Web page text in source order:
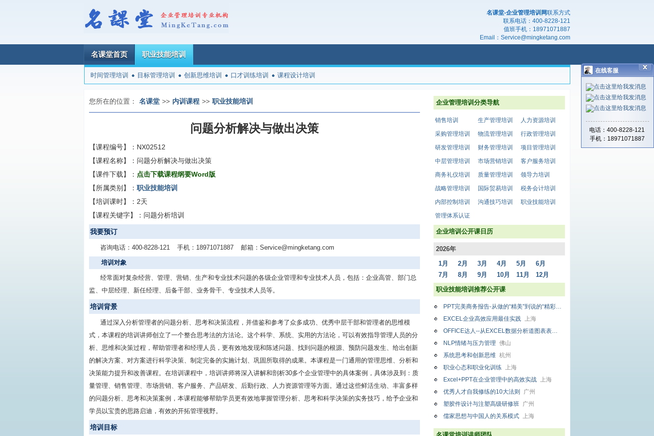
名课堂-企业管理培训网联系方式
联系电话： 400-8228-121
值班手机： 18971071887
Email： Service@mingketang.com
名课堂首页 职业技能培训
时间管理培训 目标管理培训 创新思维培训 口才训练培训 课程设计培训
您所在的位置： 名课堂 >> 内训课程 >> 职业技能培训
问题分析解决与做出决策
【课程编号】： NX02512
【课程名称】： 问题分析解决与做出决策
【课件下载】： 点击下载课程纲要Word版
【所属类别】： 职业技能培训
【培训课时】： 2天
【课程关键字】： 问题分析培训
我要预订
咨询电话：400-8228-121 手机： 18971071887 邮箱：Service@mingketang.com
培训对象
经常面对复杂经营、管理、营销、生产和专业技术问题的各级企业管理和专业技术人员，包括：企业高管、部门总
监、中层经理、新任经理、后备干部、业务骨干、专业技术人员等。
培训背景
通过深入分析管理者的问题分析、思考和决策流程，并借鉴和参考了众多成功、优秀中层干部和管理者的思维模
式，本课程的培训讲师创立了一个整合思考法的方法论。这个科学、系统、实用的方法论，可以有效指导管理人员的分
析、思维和决策过程，帮助管理者和经理人员，更有效地发现和陈述问题、找到问题的根源、预防问题发生、给出创新
的解决方案、对方案进行科学决策、制定完备的实施计划、巩固所取得的成果。本课程是一门通用的管理思维、分析和
决策能力提升和改善课程。在培训课程中，培训讲师将深入讲解和剖析30多个企业管理中的具体案例，具体涉及到：质
量管理、销售管理、市场营销、客户服务、产品研发、后勤行政、人力资源管理等方面。通过这些鲜活生动、丰富多样
的问题分析、思考和决策案例，本课程能够帮助学员更有效地掌握管理分析、思考和科学决策的实务技巧，给予企业和
学员以宝贵的思路启迪，有效的开拓管理视野。
培训目标
企业管理培训分类导航
销售培训 生产管理培训
人力资源培训
采购管理培训
物流管理培训
行政管理培训
研发管理培训
财务管理培训
项目管理培训
中层管理培训
市场营销培训
客户服务培训
商务礼仪培训
质量管理培训
领导力培训
战略管理培训
国际贸易培训
税务会计培训
内部控制培训
沟通技巧培训
职业技能培训
管理体系认证
企业培训公开课日历
2026年
1月
2月 3月 4月 5月
6月
7月
8月 9月 10月 11月
12月
职业技能培训推荐公开课
PPT完美商务报告-从做的“精美”到说的“精彩”
EXCEL企业高效应用最佳实践 上海
OFFICE达人--从EXCEL数据分析道图表表示
NLP情绪与压力管理 佛山
系统思考和创新思维 杭州
职业心态和职业化训练 上海
Excel+PPT在企业管理中的高效实战 上海
优秀人才自我修练的10大法则
广州
塑胶件设计与注塑高级研修班 广州
儒家思想与中国人的关系模式 上海
在线客服
电话：400-8228-121
手机：18971071887